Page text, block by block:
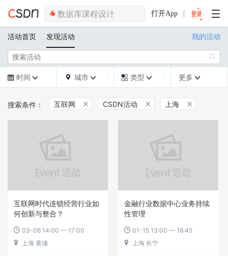
打开App
活动首页 发现活动 我的活动

 时间   城市   类型  更多 
互联网  CSDN活动  上海 
互联网时代连锁经营行业如
何创新与整合？
 03-06 14:00 — 17:00
 上海 黄浦
金融行业数据中心业务持续
性管理
 01-15 13:00 — 16:45
 上海 长宁